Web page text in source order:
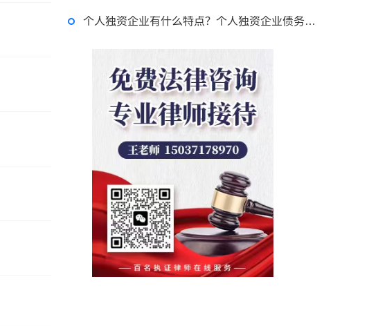
个人独资企业有什么特点？个人独资企业债务如何承担？公司登记注册的条件是什么？